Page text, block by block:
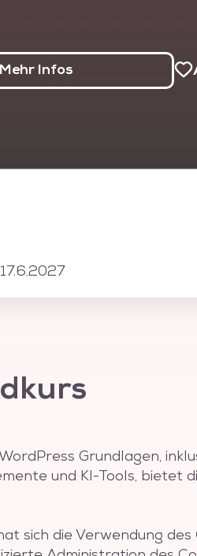
sich die Verwendung
durchgesetzt. Die
Mehr Infos
Grundlagen,
und KI-Tools, bietet
sich die Verwendung